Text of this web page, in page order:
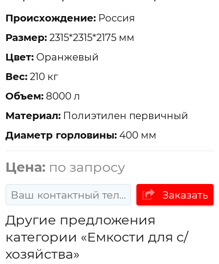
Проиcхождение: Россия
Размер: 2315*2315*2175 мм
Цвет: Оранжевый
Вес: 210 кг
Объем: 8000 л
Материал: Полиэтилен первичный
Диаметр горловины: 400 мм
Цена: по запросу
Заказать
Другие предложения
категории «Емкости для с/
хозяйства»